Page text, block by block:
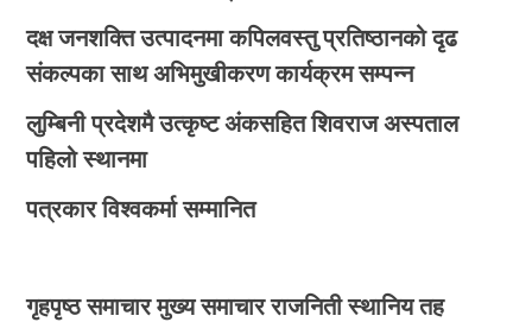
दक्ष जनशक्ति उत्पादनमा कपिलवस्तु प्रतिष्ठानको दृढ
संकल्पका साथ अभिमुखीकरण कार्यक्रम सम्पन्न
लुम्बिनी प्रदेशमै उत्कृष्ट अंकसहित शिवराज अस्पताल
पहिलो स्थानमा
पत्रकार विश्वकर्मा सम्मानित
गृहपृष्ठ समाचार मुख्य समाचार राजनिती स्थानिय तह